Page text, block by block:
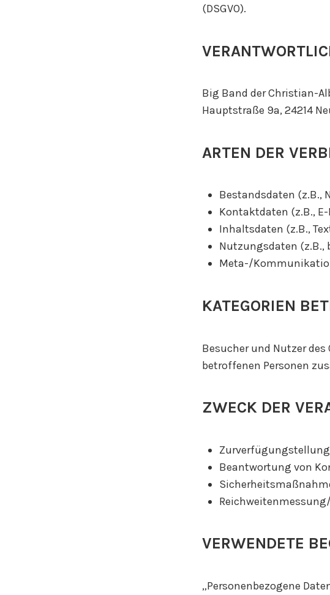
(DSGVO).
Big Band der Christian-
Hauptstraße 9a, 24214
ARTEN DER
Bestandsdaten (z.B.,
Kontaktdaten (z.B.,
Inhaltsdaten (z.B.,
Nutzungsdaten (z.B.,
Meta-/
KATEGORIEN
Besucher und Nutzer
betroffenen Personen
ZWECK DER
Beantwortung von
VERWENDETE
„Personenbezogene